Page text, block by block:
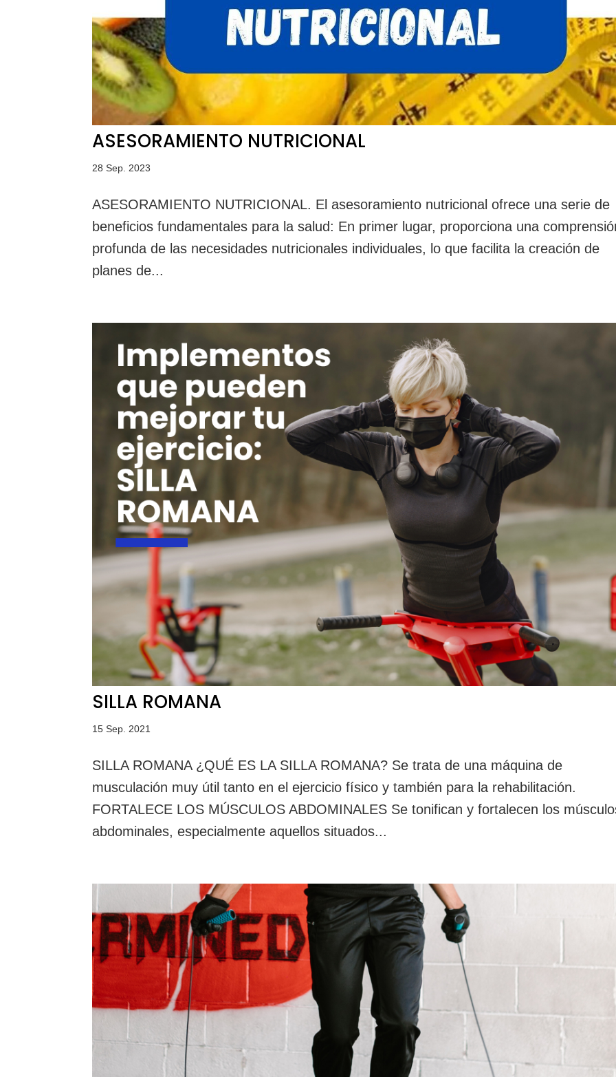
ASESORAMIENTO NUTRICIONAL
28 Sep. 2023
ASESORAMIENTO NUTRICIONAL. El asesoramiento nutricional ofrece una serie de
beneficios fundamentales para la salud: En primer lugar, proporciona una
profunda de las necesidades nutricionales individuales, lo que facilita la creación de
planes de...
SILLA ROMANA
15 Sep. 2021
SILLA ROMANA ¿QUÉ ES LA SILLA ROMANA? Se trata de una máquina de
musculación muy útil tanto en el ejercicio físico y también para la rehabilitación.
FORTALECE LOS MÚSCULOS ABDOMINALES Se tonifican y fortalecen los
abdominales, especialmente aquellos situados...